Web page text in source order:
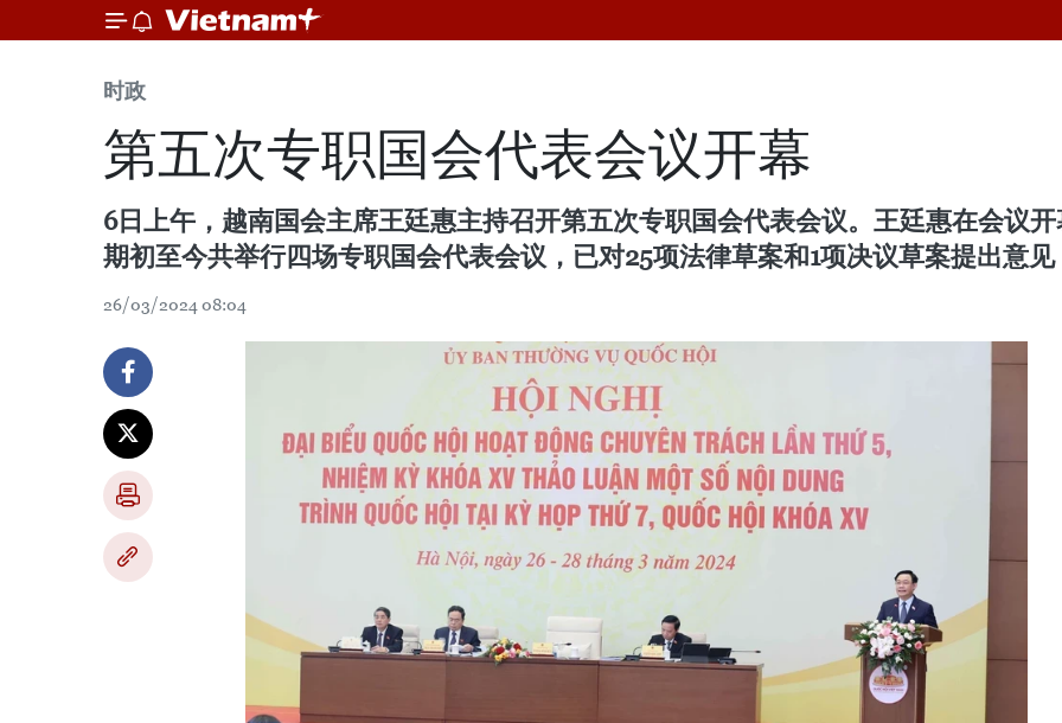
时政
第五次专职国会代表会议开幕
6日上午，越南国会主席王廷惠主持召开第五次专职国会代表会议。王廷惠在会议
期初至今共举行四场专职国会代表会议，已对25项法律草案和1项决议草案提出意
26/03/2024 08:04